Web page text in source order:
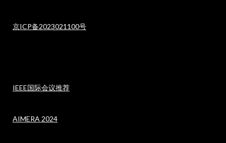
京ICP备2023021100号
IEEE国际会议推荐
AIMERA 2024